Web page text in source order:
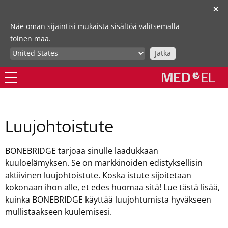
✕
Näe oman sijaintisi mukaista sisältöä valitsemalla
toinen maa.
Jatka
Luujohtoistute
BONEBRIDGE tarjoaa sinulle laadukkaan
kuuloelämyksen. Se on markkinoiden edistyksellisin
aktiivinen luujohtoistute. Koska istute sijoitetaan
kokonaan ihon alle, et edes huomaa sitä! Lue tästä lisää,
kuinka BONEBRIDGE käyttää luujohtumista hyväkseen
mullistaakseen kuulemisesi.